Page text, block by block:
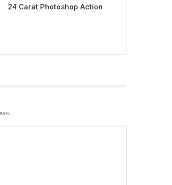
24 Carat Photoshop Action